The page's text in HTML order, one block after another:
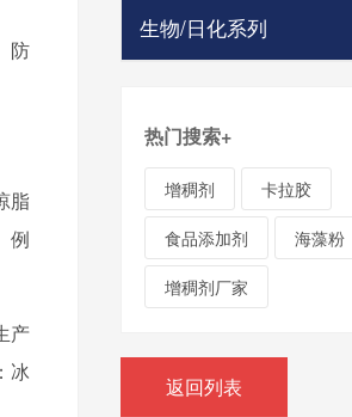
防
脂
例
产
冰
生物/日化系列
热门搜索+
增稠剂 卡拉胶
食品添加剂 海藻粉
增稠剂厂家
返回列表